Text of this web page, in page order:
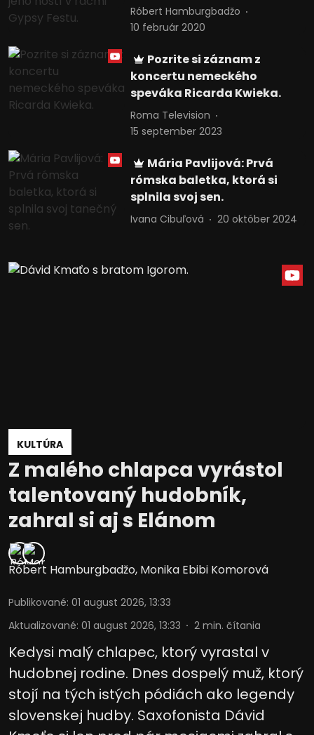
Róbert Hamburgbadžo
10 február 2020
Pozrite si záznam z
koncertu nemeckého
speváka Ricarda Kwieka.
Roma Television
15 september 2023
Mária Pavlijová: Prvá
rómska baletka, ktorá si
splnila svoj sen.
Ivana Cibuľová 20 október 2024
KULTÚRA
Z malého chlapca vyrástol
talentovaný hudobník,
zahral si aj s Elánom
Róbert Hamburgbadžo, Monika Ebibi Komorová
Publikované: 01 august 2026, 13:33
Aktualizované: 01 august 2026, 13:33 2 min. čítania
Kedysi malý chlapec, ktorý vyrastal v
hudobnej rodine. Dnes dospelý muž, ktorý
stojí na tých istých pódiách ako legendy
slovenskej hudby. Saxofonista Dávid